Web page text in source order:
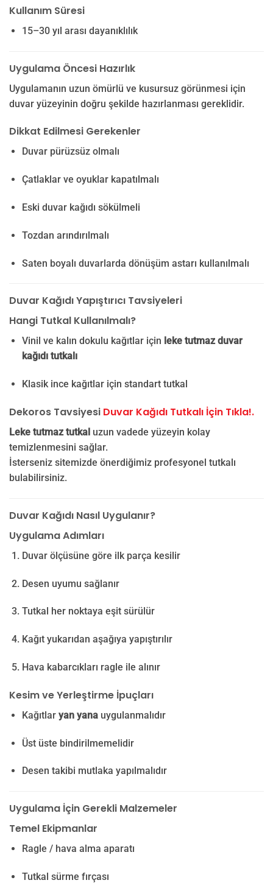
Kullanım Süresi
15–30 yıl arası dayanıklılık
Uygulama Öncesi Hazırlık
Uygulamanın uzun ömürlü ve kusursuz görünmesi için
duvar yüzeyinin doğru şekilde hazırlanması gereklidir.
Dikkat Edilmesi Gerekenler
Duvar pürüzsüz olmalı
Çatlaklar ve oyuklar kapatılmalı
Eski duvar kağıdı sökülmeli
Tozdan arındırılmalı
Saten boyalı duvarlarda dönüşüm astarı kullanılmalı
Duvar Kağıdı Yapıştırıcı Tavsiyeleri
Hangi Tutkal Kullanılmalı?
Vinil ve kalın dokulu kağıtlar için leke tutmaz duvar
kağıdı tutkalı
Klasik ince kağıtlar için standart tutkal
Dekoros Tavsiyesi Duvar Kağıdı Tutkalı İçin Tıkla!.
Leke tutmaz tutkal uzun vadede yüzeyin kolay
temizlenmesini sağlar.
İsterseniz sitemizde önerdiğimiz profesyonel tutkalı
bulabilirsiniz.
Duvar Kağıdı Nasıl Uygulanır?
Uygulama Adımları
Duvar ölçüsüne göre ilk parça kesilir
Desen uyumu sağlanır
Tutkal her noktaya eşit sürülür
Kağıt yukarıdan aşağıya yapıştırılır
Hava kabarcıkları ragle ile alınır
Kesim ve Yerleştirme İpuçları
Kağıtlar yan yanauygulanmalıdır
Üst üste bindirilmemelidir
Desen takibi mutlaka yapılmalıdır
Uygulama İçin Gerekli Malzemeler
Temel Ekipmanlar
Ragle / hava alma aparatı
Tutkal sürme fırçası